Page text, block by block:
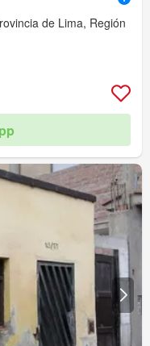
de Lima, Región